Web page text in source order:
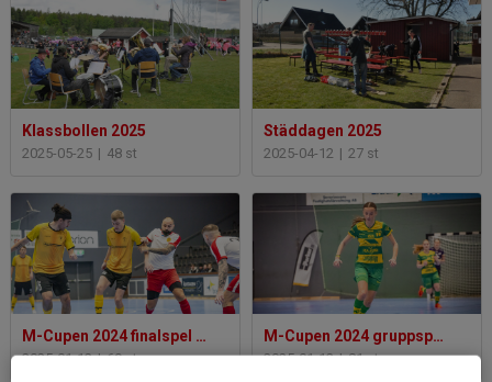
Klassbollen 2025
2025-05-25 | 48 st
Städdagen 2025
2025-04-12 | 27 st
M-Cupen 2024 finalspel (foto Tommi Nyman)
2025-01-12 | 69 st
M-Cupen 2024 gruppspel (foto Tommi Nyman)
2025-01-12 | 81 st